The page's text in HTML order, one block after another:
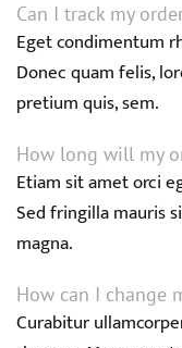
Can I track my
Eget condimentum
Donec quam felis,
pretium quis, sem.
How long will my
Etiam sit amet orci
Sed fringilla mauris
magna.
How can I change
Curabitur